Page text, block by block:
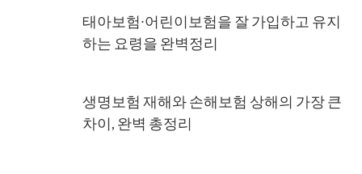
태아보험∙어린이보험을 잘 가입하고 유지
하는 요령을 완벽정리
생명보험 재해와 손해보험 상해의 가장 큰
차이, 완벽 총정리